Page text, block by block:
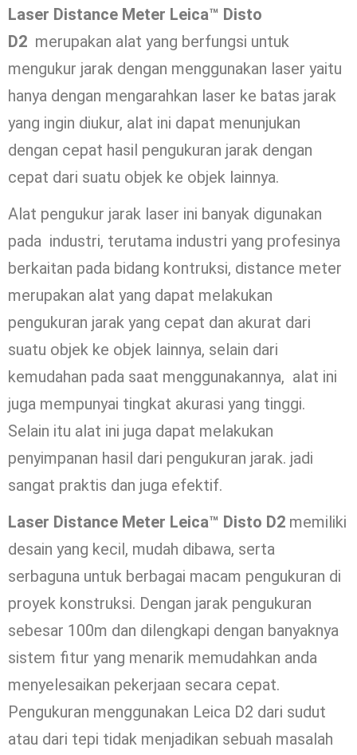
Laser Distance Meter Leica™ Disto
D2 merupakan alat yang berfungsi untuk
mengukur jarak dengan menggunakan laser yaitu
hanya dengan mengarahkan laser ke batas jarak
yang ingin diukur, alat ini dapat menunjukan
dengan cepat hasil pengukuran jarak dengan
cepat dari suatu objek ke objek lainnya.
Alat pengukur jarak laser ini banyak digunakan
pada industri, terutama industri yang profesinya
berkaitan pada bidang kontruksi, distance meter
merupakan alat yang dapat melakukan
pengukuran jarak yang cepat dan akurat dari
suatu objek ke objek lainnya, selain dari
kemudahan pada saat menggunakannya, alat ini
juga mempunyai tingkat akurasi yang tinggi.
Selain itu alat ini juga dapat melakukan
penyimpanan hasil dari pengukuran jarak. jadi
sangat praktis dan juga efektif.
Laser Distance Meter Leica™ Disto D2 memiliki
desain yang kecil, mudah dibawa, serta
serbaguna untuk berbagai macam pengukuran di
proyek konstruksi. Dengan jarak pengukuran
sebesar 100m dan dilengkapi dengan banyaknya
sistem fitur yang menarik memudahkan anda
menyelesaikan pekerjaan secara cepat.
Pengukuran menggunakan Leica D2 dari sudut
atau dari tepi tidak menjadikan sebuah masalah